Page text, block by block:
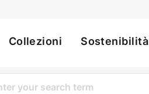
Collezioni Sostenibilità